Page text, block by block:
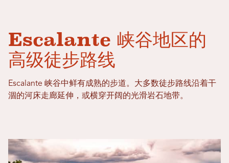
Escalante 峡谷地区的
高级徒步路线
Escalante 峡谷中鲜有成熟的步道。大多数徒步路线沿着干
涸的河床走廊延伸，或横穿开阔的光滑岩石地带。